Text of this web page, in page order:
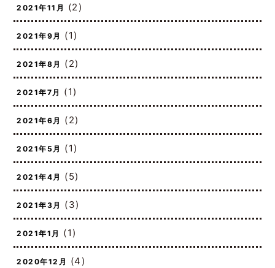
2021年11月(2)
2021年9月(1)
2021年8月(2)
2021年7月 (1)
2021年6月(2)
2021年5月(1)
2021年4月(5)
2021年3月(3)
2021年1月 (1)